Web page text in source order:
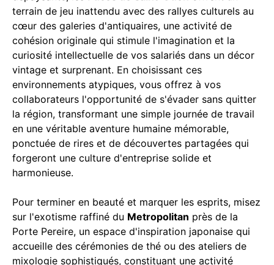
terrain de jeu inattendu avec des rallyes culturels au
cœur des galeries d'antiquaires, une activité de
cohésion originale qui stimule l'imagination et la
curiosité intellectuelle de vos salariés dans un décor
vintage et surprenant. En choisissant ces
environnements atypiques, vous offrez à vos
collaborateurs l'opportunité de s'évader sans quitter
la région, transformant une simple journée de travail
en une véritable aventure humaine mémorable,
ponctuée de rires et de découvertes partagées qui
forgeront une culture d'entreprise solide et
harmonieuse.
Pour terminer en beauté et marquer les esprits, misez
sur l'exotisme raffiné du Metropolitan près de la
Porte Pereire, un espace d'inspiration japonaise qui
accueille des cérémonies de thé ou des ateliers de
mixologie sophistiqués, constituant une activité